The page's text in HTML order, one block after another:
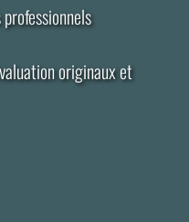
originaux et